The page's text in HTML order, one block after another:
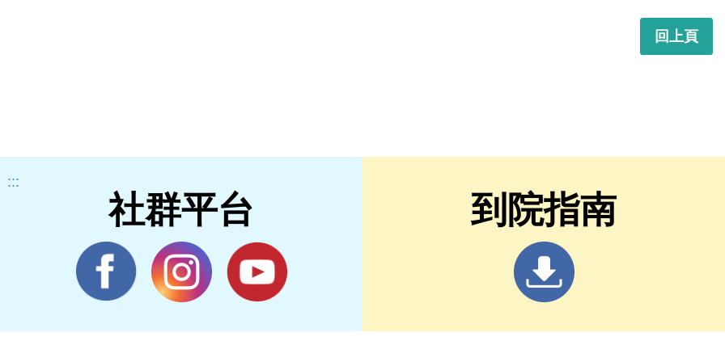
回上頁
:::
社群平台 到院指南